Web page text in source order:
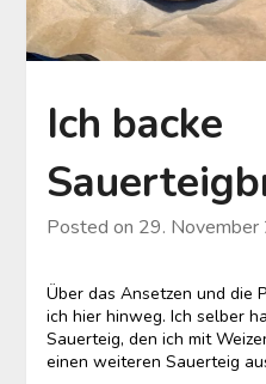
Ich backe
Posted on 29.
Über das Ansetzen und die
ich hier hinweg. Ich selber
Sauerteig, den ich mit
einen weiteren Sauerteig